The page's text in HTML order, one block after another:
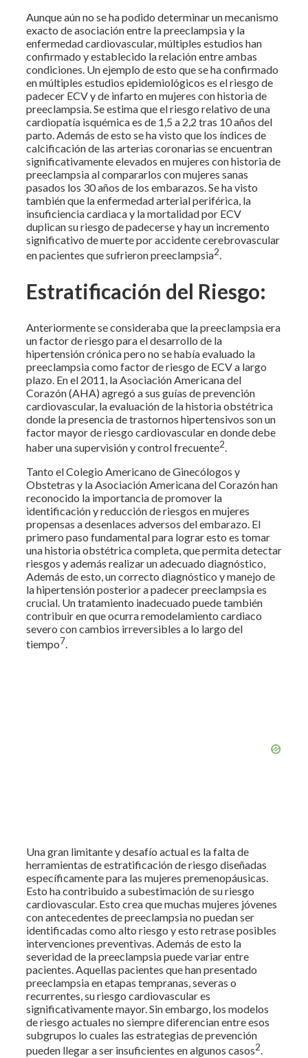
Aunque aún no se ha podido determinar un mecanismo
exacto de asociación entre la preeclampsia y la
enfermedad cardiovascular, múltiples estudios han
confirmado y establecido la relación entre ambas
condiciones. Un ejemplo de esto que se ha confirmado
en múltiples estudios epidemiológicos es el riesgo de
padecer ECV y de infarto en mujeres con historia de
preeclampsia. Se estima que el riesgo relativo de una
cardiopatía isquémica es de 1,5 a 2,2 tras 10 años del
parto. Además de esto se ha visto que los índices de
calcificación de las arterias coronarias se encuentran
significativamente elevados en mujeres con historia de
preeclampsia al compararlos con mujeres sanas
pasados los 30 años de los embarazos. Se ha visto
también que la enfermedad arterial periférica, la
insuficiencia cardiaca y la mortalidad por ECV
duplican su riesgo de padecerse y hay un incremento
significativo de muerte por accidente cerebrovascular
en pacientes que sufrieron preeclampsia2.
Estratificación del Riesgo:
Anteriormente se consideraba que la preeclampsia era
un factor de riesgo para el desarrollo de la
hipertensión crónica pero no se había evaluado la
preeclampsia como factor de riesgo de ECV a largo
plazo. En el 2011, la Asociación Americana del
Corazón (AHA) agregó a sus guías de prevención
cardiovascular, la evaluación de la historia obstétrica
donde la presencia de trastornos hipertensivos son un
factor mayor de riesgo cardiovascular en donde debe
haber una supervisión y control frecuente2.
Tanto el Colegio Americano de Ginecólogos y
Obstetras y la Asociación Americana del Corazón han
reconocido la importancia de promover la
identificación y reducción de riesgos en mujeres
propensas a desenlaces adversos del embarazo. El
primero paso fundamental para lograr esto es tomar
una historia obstétrica completa, que permita detectar
riesgos y además realizar un adecuado diagnóstico,
Además de esto, un correcto diagnóstico y manejo de
la hipertensión posterior a padecer preeclampsia es
crucial. Un tratamiento inadecuado puede también
contribuir en que ocurra remodelamiento cardiaco
severo con cambios irreversibles a lo largo del
tiempo7.
Una gran limitante y desafío actual es la falta de
herramientas de estratificación de riesgo diseñadas
específicamente para las mujeres premenopáusicas.
Esto ha contribuido a subestimación de su riesgo
cardiovascular. Esto crea que muchas mujeres jóvenes
con antecedentes de preeclampsia no puedan ser
identificadas como alto riesgo y esto retrase posibles
intervenciones preventivas. Además de esto la
severidad de la preeclampsia puede variar entre
pacientes. Aquellas pacientes que han presentado
preeclampsia en etapas tempranas, severas o
recurrentes, su riesgo cardiovascular es
significativamente mayor. Sin embargo, los modelos
de riesgo actuales no siempre diferencian entre esos
subgrupos lo cuales las estrategias de prevención
pueden llegar a ser insuficientes en algunos casos2.